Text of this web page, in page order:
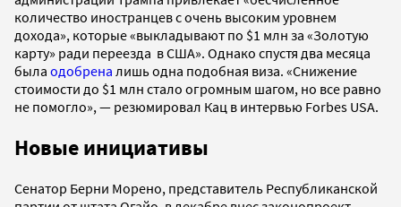
количество иностранцев с очень высоким уровнем
дохода», которые «выкладывают по $1 млн за «Золотую
карту» ради переезда в США». Однако спустя два месяца
была одобрена лишь одна подобная виза. «Снижение
стоимости до $1 млн стало огромным шагом, но все равно
не помогло», — резюмировал Кац в интервью Forbes USA.
Новые инициативы
Сенатор Берни Морено, представитель Республиканской